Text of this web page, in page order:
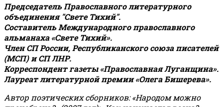
Председатель Православного литературного
объединения "Свете Тихий".
Составитель Международного православного
альманаха «Свете Тихий».
Член СП России, Республиканского союза писателей
(МСП) и СП ЛНР.
Корреспондент газеты «Православная Луганщина».
Лауреат литературной премии «Олега Бишерева».
Автор поэтических сборников: «Народом можно